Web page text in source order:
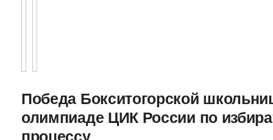
Победа Бокситогорской
олимпиаде ЦИК России по
процессу